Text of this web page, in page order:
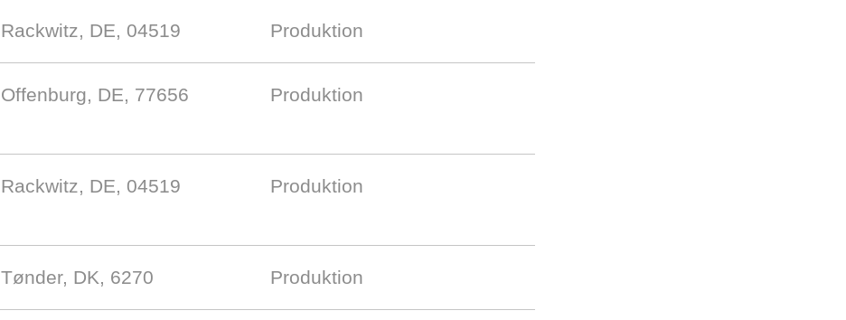
Rackwitz, DE, 04519 Produktion
Offenburg, DE, 77656 Produktion
Rackwitz, DE, 04519 Produktion
Tønder, DK, 6270 Produktion